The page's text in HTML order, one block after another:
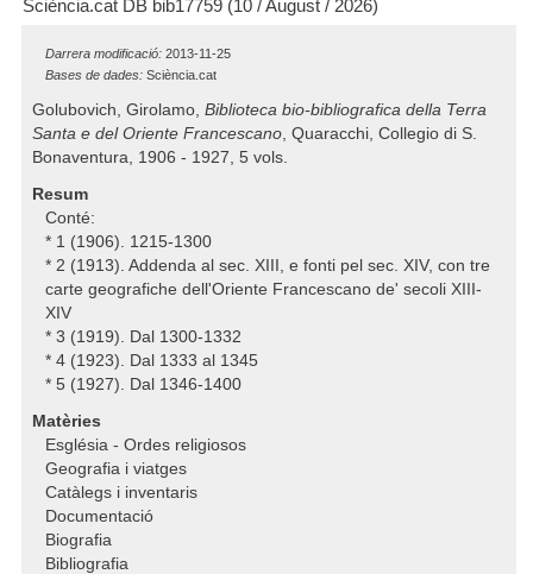
Sciència.cat DB bib17759 (10 / August / 2026)
Darrera modificació: 2013-11-25
Bases de dades: Sciència.cat
Golubovich, Girolamo, Biblioteca bio-bibliografica della Terra
Santa e del Oriente Francescano, Quaracchi, Collegio di S.
Bonaventura, 1906 - 1927, 5 vols.
Resum
Conté:
* 1 (1906). 1215-1300
* 2 (1913). Addenda al sec. XIII, e fonti pel sec. XIV, con tre
carte geografiche dell'Oriente Francescano de' secoli XIII-
XIV
* 3 (1919). Dal 1300-1332
* 4 (1923). Dal 1333 al 1345
* 5 (1927). Dal 1346-1400
Matèries
Església - Ordes religiosos
Geografia i viatges
Catàlegs i inventaris
Documentació
Biografia
Bibliografia